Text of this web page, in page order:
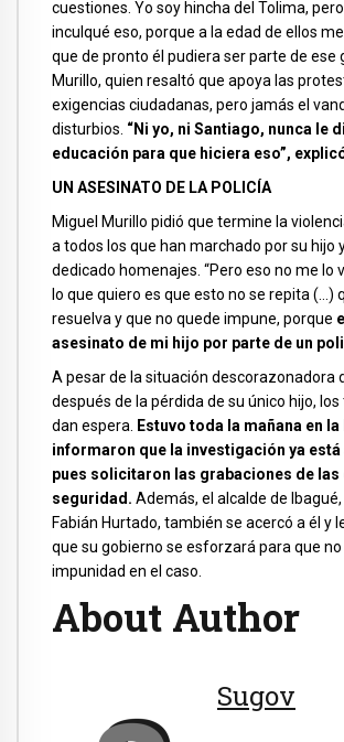
cuestiones. Yo soy hincha del Tolima,
inculqué eso, porque a la edad de ellos
que de pronto él pudiera ser parte de ese
Murillo, quien resaltó que apoya las
exigencias ciudadanas, pero jamás el
disturbios. “Ni yo, ni Santiago, nunca le
educación para que hiciera eso”,
UN ASESINATO DE LA POLICÍA
Miguel Murillo pidió que termine la
a todos los que han marchado por su hijo
dedicado homenajes. “Pero eso no me lo
lo que quiero es que esto no se repita (…)
resuelva y que no quede impune, porque
asesinato de mi hijo por parte de un
A pesar de la situación descorazonadora
después de la pérdida de su único hijo,
dan espera. Estuvo toda la mañana en
informaron que la investigación ya está
pues solicitaron las grabaciones de las
seguridad. Además, el alcalde de
Fabián Hurtado, también se acercó a él y
que su gobierno se esforzará para que no
impunidad en el caso.
About Author
Sugov